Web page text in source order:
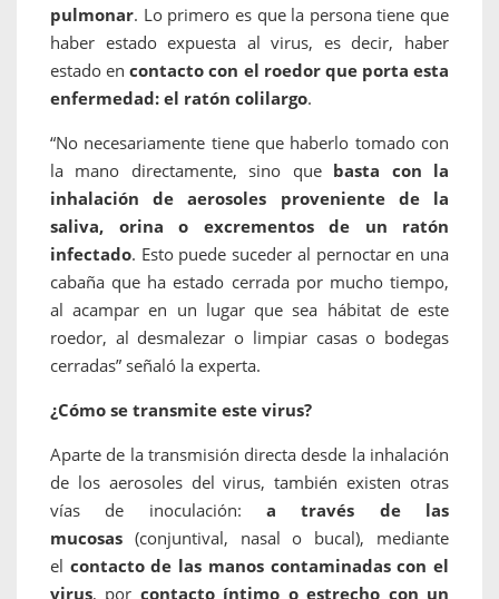
pulmonar. Lo primero es que la persona tiene que
haber estado expuesta al virus, es decir, haber
estado encontacto con el roedor que porta esta
enfermedad: el ratón colilargo.
“No necesariamente tiene que haberlo tomado con
la mano directamente, sino que basta con la
inhalación de aerosoles proveniente de la
saliva, orina o excrementos de un ratón
infectado. Esto puede suceder al pernoctar en una
cabaña que ha estado cerrada por mucho tiempo,
al acampar en un lugar que sea hábitat de este
roedor, al desmalezar o limpiar casas o bodegas
cerradas” señaló la experta.
¿Cómo se transmite este virus?
Aparte de la transmisión directa desde la inhalación
de los aerosoles del virus, también existen otras
vías de inoculación: a través de las
mucosas (conjuntival, nasal o bucal), mediante
el contacto de las manos contaminadas con el
virus, por contacto íntimo o estrecho con un